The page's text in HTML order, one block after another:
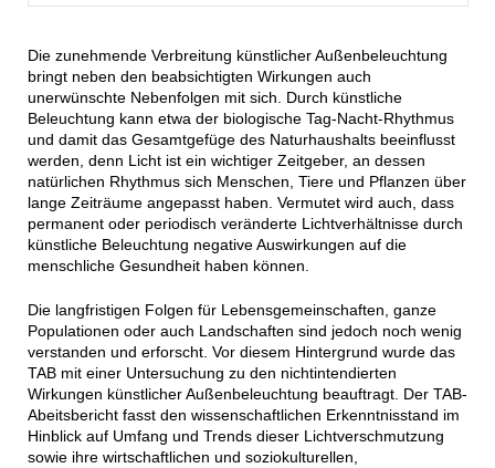
Die zunehmende Verbreitung künstlicher Außenbeleuchtung
bringt neben den beabsichtigten Wirkungen auch
unerwünschte Nebenfolgen mit sich. Durch künstliche
Beleuchtung kann etwa der biologische Tag-Nacht-Rhythmus
und damit das Gesamtgefüge des Naturhaushalts beeinflusst
werden, denn Licht ist ein wichtiger Zeitgeber, an dessen
natürlichen Rhythmus sich Menschen, Tiere und Pflanzen über
lange Zeiträume angepasst haben. Vermutet wird auch, dass
permanent oder periodisch veränderte Lichtverhältnisse durch
künstliche Beleuchtung negative Auswirkungen auf die
menschliche Gesundheit haben können.
Die langfristigen Folgen für Lebensgemeinschaften, ganze
Populationen oder auch Landschaften sind jedoch noch wenig
verstanden und erforscht. Vor diesem Hintergrund wurde das
TAB mit einer Untersuchung zu den nichtintendierten
Wirkungen künstlicher Außenbeleuchtung beauftragt. Der TAB-
Abeitsbericht fasst den wissenschaftlichen Erkenntnisstand im
Hinblick auf Umfang und Trends dieser Lichtverschmutzung
sowie ihre wirtschaftlichen und soziokulturellen,